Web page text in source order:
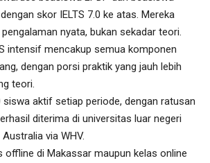
skor IELTS 7.0 ke atas. Mereka
nyata, bukan sekadar teori.
intensif mencakup semua komponen
dengan porsi praktik yang jauh lebih
teori.
siswa aktif setiap periode, dengan ratusan
diterima di universitas luar negeri
via WHV.
offline di Makassar maupun kelas online